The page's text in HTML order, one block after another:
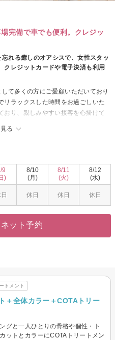
完備で車でも便利。クレジッ
忘れる癒しのオアシスで、女性スタッ
クレジットカードや電子決済も利用
る
て多くの方にご愛顧いただいており
リラックスした時間をお過ごしいた
おり、親しみやすい接客を心掛けて
ます。新しいスタイルを試したい方
ロンとしてお待ちしております。
9
)
8/10
(月)
休日
8/11
(火)
休日
8/12
(水)
休日
ット予約
トメント
＋全体カラー＋COTAトリー
グと一人ひとりの骨格や個性・ト
ットとカラーにCOTAトリートメン